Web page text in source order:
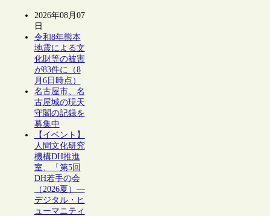
2026年08月07
日
令和8年熊本
地震による文
化財等の被害
が83件に（8
月6日時点）
名古屋市、名
古屋城の現天
守閣の記録を
募集中
【イベント】
人間文化研究
機構DH推進
室、「第5回
DH若手の会
（2026夏）―
デジタル・ヒ
ューマニティ